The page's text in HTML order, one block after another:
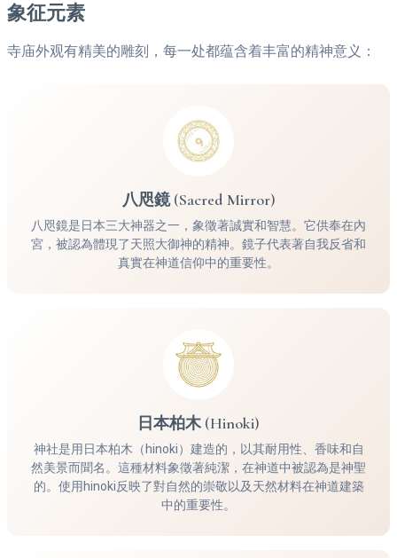
象征元素
寺庙外观有精美的雕刻，每一处都蕴含着丰富的精神意义：
八咫鏡 (Sacred Mirror)
八咫鏡是日本三大神器之一，象徵著誠實和智慧。它供奉在內
宮，被認為體現了天照大御神的精神。鏡子代表著自我反省和
真實在神道信仰中的重要性。
日本柏木 (Hinoki)
神社是用日本柏木（hinoki）建造的，以其耐用性、香味和自
然美景而聞名。這種材料象徵著純潔，在神道中被認為是神聖
的。使用hinoki反映了對自然的崇敬以及天然材料在神道建築
中的重要性。